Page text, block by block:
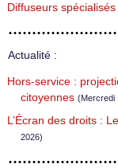
Diffuseurs spécialisés
Actualité :
Hors-service :
citoyennes (Mercredi
L’Écran des droits :
2026)